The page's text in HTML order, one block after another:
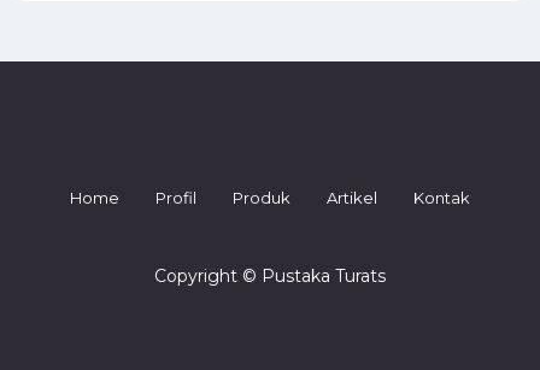
Home Profil Produk Artikel Kontak
Copyright © Pustaka Turats